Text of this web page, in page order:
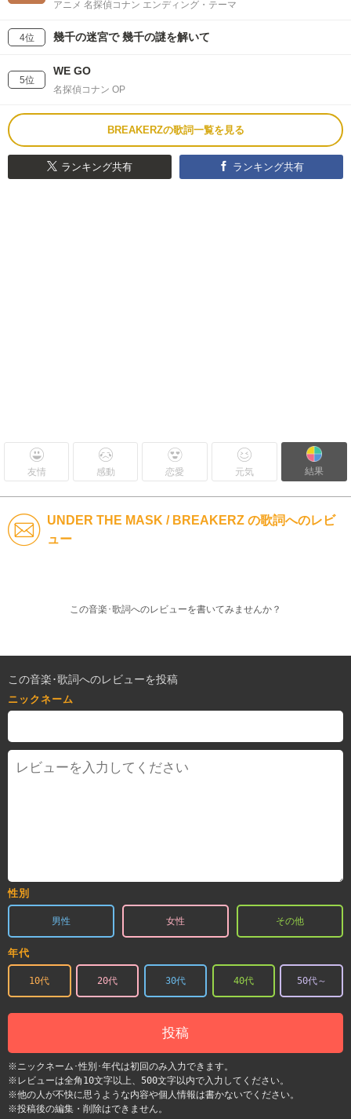
アニメ 名探偵コナン エンディング・テーマ
4位 幾千の迷宮で 幾千の謎を解いて
5位
WE GO
名探偵コナン OP
BREAKERZの歌詞一覧を見る
ランキング共有 ランキング共有
友情 感動 恋愛 元気 結果
UNDER THE MASK / BREAKERZ の歌詞へのレビ
ュー
この音楽･歌詞へのレビューを書いてみませんか？
この音楽･歌詞へのレビューを投稿
ニックネーム
性別
男性 女性 その他
年代
10代 20代 30代 40代 50代～
投稿
※ニックネーム･性別･年代は初回のみ入力できます。
※レビューは全角10文字以上、500文字以内で入力してください。
※他の人が不快に思うような内容や個人情報は書かないでください。
※投稿後の編集・削除はできません。